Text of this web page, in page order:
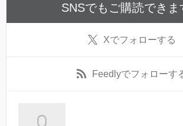
SNSでもご購読できま
Xでフォローする
Feedlyでフォローす